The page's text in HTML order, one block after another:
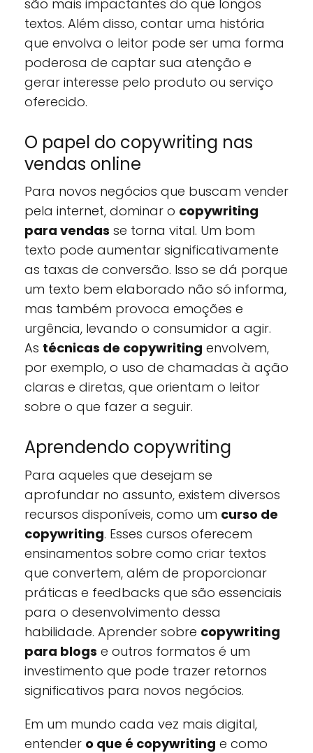
são mais impactantes do que longos
textos. Além disso, contar uma história
que envolva o leitor pode ser uma forma
poderosa de captar sua atenção e
gerar interesse pelo produto ou serviço
oferecido.
O papel do copywriting nas
vendas online
Para novos negócios que buscam vender
pela internet, dominar o copywriting
para vendas se torna vital. Um bom
texto pode aumentar significativamente
as taxas de conversão. Isso se dá porque
um texto bem elaborado não só informa,
mas também provoca emoções e
urgência, levando o consumidor a agir.
As técnicas de copywriting envolvem,
por exemplo, o uso de chamadas à ação
claras e diretas, que orientam o leitor
sobre o que fazer a seguir.
Aprendendo copywriting
Para aqueles que desejam se
aprofundar no assunto, existem diversos
recursos disponíveis, como um curso de
copywriting. Esses cursos oferecem
ensinamentos sobre como criar textos
que convertem, além de proporcionar
práticas e feedbacks que são essenciais
para o desenvolvimento dessa
habilidade. Aprender sobre copywriting
para blogs e outros formatos é um
investimento que pode trazer retornos
significativos para novos negócios.
Em um mundo cada vez mais digital,
entender o que é copywriting e como